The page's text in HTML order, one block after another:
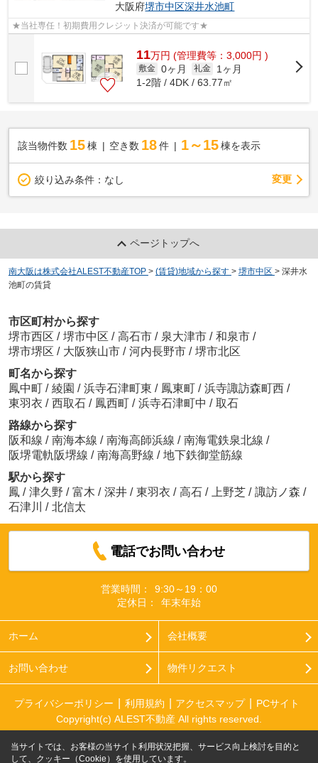
大阪府堺市中区深井水池町
★当社専任！初期費用クレジット決済が可能です★
11万円 (管理費等：3,000円 )
敷金 0ヶ月 礼金
1ヶ月
1-2階 / 4DK / 63.77㎡
該当物件数 15棟 空き数 18 件 1～15 棟を表示
絞り込み条件： なし 変更
ページトップへ
南大阪は株式会社ALEST不動産TOP > (賃貸)地域から探す > 堺市中区 > 深井水
池町の賃貸
市区町村から探す
堺市西区 / 堺市中区 / 高石市 / 泉大津市 / 和泉市 /
堺市堺区 / 大阪狭山市 / 河内長野市 / 堺市北区
町名から探す
鳳中町 / 綾園 / 浜寺石津町東 / 鳳東町 / 浜寺諏訪森町西 /
東羽衣 / 西取石 / 鳳西町 / 浜寺石津町中 / 取石
路線から探す
阪和線 / 南海本線 / 南海高師浜線 / 南海電鉄泉北線 /
阪堺電軌阪堺線 / 南海高野線 / 地下鉄御堂筋線
駅から探す
鳳 / 津久野 / 富木 / 深井 / 東羽衣 / 高石 / 上野芝 / 諏訪ノ森 /
石津川
/ 北信太
電話でお問い合わせ
営業時間：
9:30～19：00
定休日：
年末年始
ホーム 会社概要
お問い合わせ 物件リクエスト
プライバシーポリシー 利用規約 アクセスマップ
PCサイト
Copyright(c) ALEST不動産 All rights reserved.
当サイトでは、お客様の当サイト利用状況把握、サービス向上検討を目的と
して、クッキー（Cookie）を使用しています。